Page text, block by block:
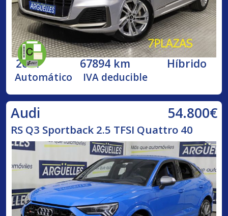
2021 67894 km Híbrido
Automático IVA deducible
Audi 54.800€
RS Q3 Sportback 2.5 TFSI Quattro 40